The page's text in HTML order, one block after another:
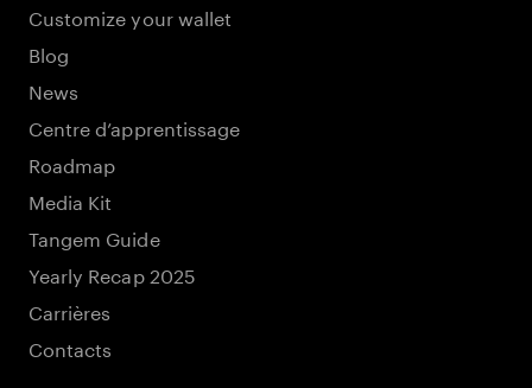
Customize your wallet
Blog
News
Centre d’apprentissage
Roadmap
Media Kit
Tangem Guide
Yearly Recap 2025
Carrières
Contacts